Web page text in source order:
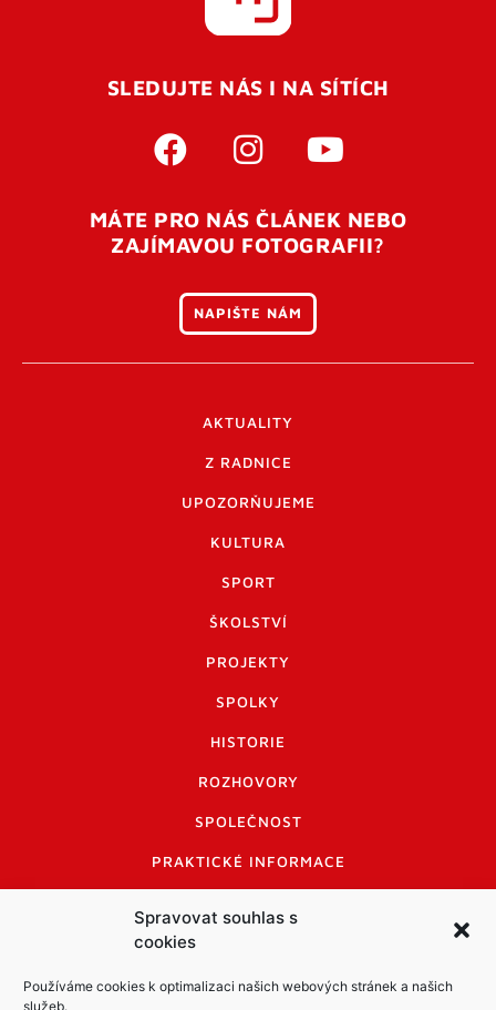
Spravovat souhlas s
cookies
Používáme cookies k optimalizaci našich webových stránek a našich
služeb.
Pro úspěšné dokončení registrace je potřeba
vaší e-mailovouadresu. Po úspěšném odeslání
otevření tohoto odkazu se váš účet ověří a můžete se
přihlásit. Nezapomeňte zkontrolovat složku SPAM ve
SLEDUJTE NÁS I NA SÍTÍCH
MÁTE PRO NÁS ČLÁNEK NEBO
ZAJÍMAVOU FOTOGRAFII?
NAPIŠTE NÁM
AKTUALITY
Z RADNICE
UPOZORŇUJEME
KULTURA
SPORT
ŠKOLSTVÍ
PROJEKTY
SPOLKY
HISTORIE
ROZHOVORY
SPOLEČNOST
PRAKTICKÉ INFORMACE
INFORMACE A KODEX DISKUTUJÍCÍCH
LOGO A LOGO MANUÁL